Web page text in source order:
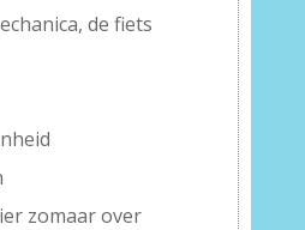
de fiets
zomaar over